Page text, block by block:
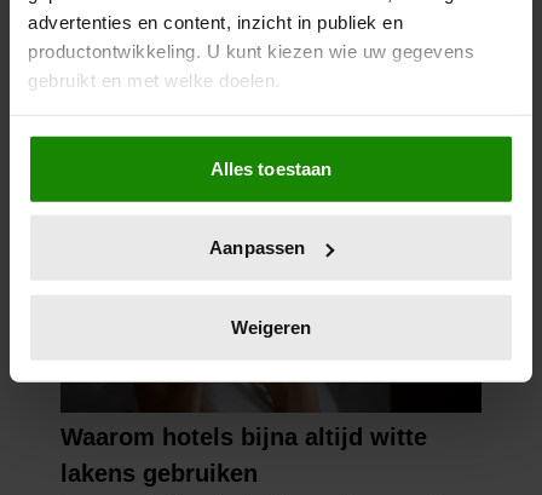
advertenties en content, inzicht in publiek en
productontwikkeling. U kunt kiezen wie uw gegevens
gebruikt en met welke doelen.
Als u het toestaat, willen we ook graag:
Informatie verzamelen over uw geografische
locatie, die tot een paar meter nauwkeurig kan zijn
scannen op specifieke eigenschappen (fingerprinting)
verwerkt en stel uw voorkeuren in het
intrekken in de Cookieverklaring.
We gebruiken cookies om content en advertenties te
personaliseren, om functies voor social media te bieden
Alles toestaan
Aanpassen
Weigeren